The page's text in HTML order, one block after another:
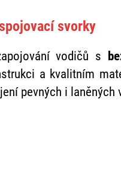
svorky
vodičů s
a kvalitním
pevných i